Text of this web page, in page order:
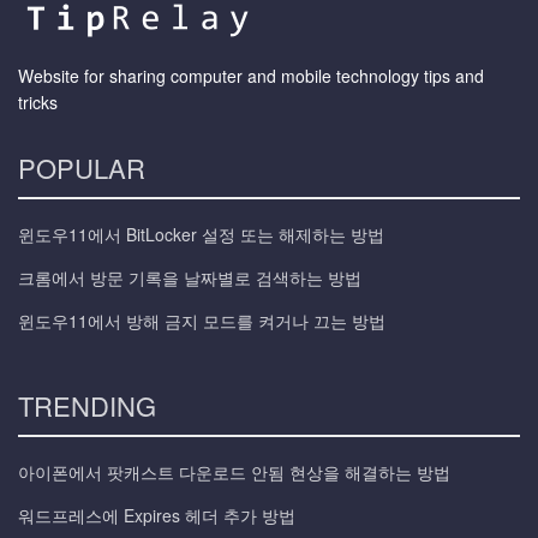
Website for sharing computer and mobile technology tips and
tricks
POPULAR
윈도우11에서 BitLocker 설정 또는 해제하는 방법
크롬에서 방문 기록을 날짜별로 검색하는 방법
윈도우11에서 방해 금지 모드를 켜거나 끄는 방법
TRENDING
아이폰에서 팟캐스트 다운로드 안됨 현상을 해결하는 방법
워드프레스에 Expires 헤더 추가 방법